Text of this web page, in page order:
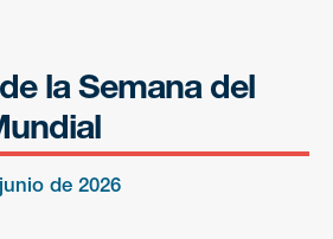
la Semana del
de 2026